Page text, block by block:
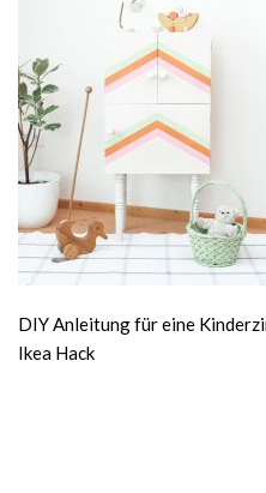
DIY Anleitung für eine
Ikea Hack